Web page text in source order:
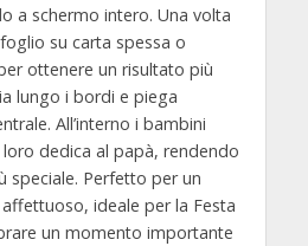
a schermo intero. Una volta
su carta spessa o
ottenere un risultato più
lungo i bordi e piega
All’interno i bambini
dedica al papà, rendendo
speciale. Perfetto per un
ideale per la Festa
un momento importante